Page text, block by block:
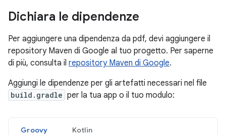
Dichiara le dipendenze
Per aggiungere una dipendenza da pdf, devi aggiungere il
repository Maven di Google al tuo progetto. Per saperne
di più, consulta il repository Maven di Google.
Aggiungi le dipendenze per gli artefatti necessari nel file
build.gradle per la tua app o il tuo modulo:
Groovy Kotlin